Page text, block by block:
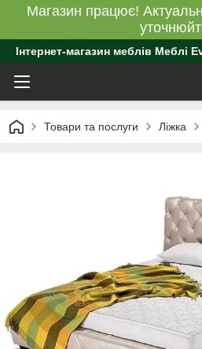
Магазин працює!
Інтернет-магазин меблів Меблі
Товари та послуги Ліжка